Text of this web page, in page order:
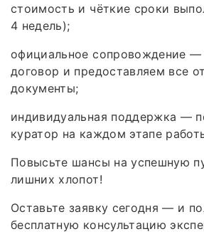
стоимость и чёткие сроки
4 недель);
официальное сопровождение —
договор и предоставляем все
документы;
индивидуальная поддержка —
куратор на каждом этапе
Повысьте шансы на успешную
лишних хлопот!
Оставьте заявку сегодня — и
бесплатную консультацию